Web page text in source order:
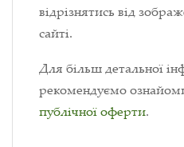
відрізнятись від
сайті.
Для більш детальної
рекомендуємо
публічної оферти.